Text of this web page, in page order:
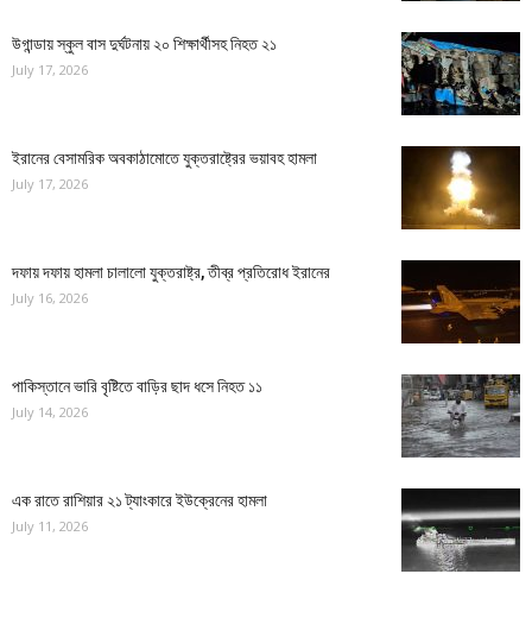
উগান্ডায় স্কুল বাস দুর্ঘটনায় ২০ শিক্ষার্থীসহ নিহত ২১
July 17, 2026
ইরানের বেসামরিক অবকাঠামোতে যুক্তরাষ্ট্রের ভয়াবহ হামলা
July 17, 2026
দফায় দফায় হামলা চালালো যুক্তরাষ্ট্র, তীব্র প্রতিরোধ ইরানের
July 16, 2026
পাকিস্তানে ভারি বৃষ্টিতে বাড়ির ছাদ ধসে নিহত ১১
July 14, 2026
এক রাতে রাশিয়ার ২১ ট্যাংকারে ইউক্রেনের হামলা
July 11, 2026